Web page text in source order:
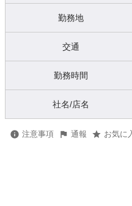
勤務地
交通
勤務時間
社名/店名
注意事項 通報 お気に